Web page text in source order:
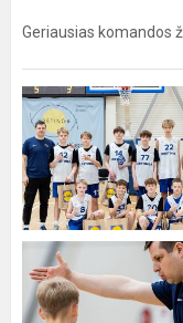
Geriausias komandos